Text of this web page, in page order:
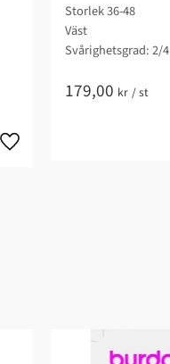
Storlek 36-48
Väst
Svårighetsgrad: 2/4​
179,00 kr /st